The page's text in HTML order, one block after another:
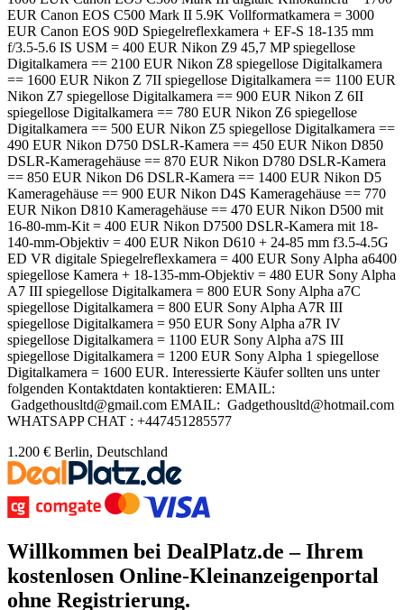
EUR Canon EOS C500 Mark II 5.9K Vollformatkamera = 3000
EUR Canon EOS 90D Spiegelreflexkamera + EF-S 18-135 mm
f/3.5-5.6 IS USM = 400 EUR Nikon Z9 45,7 MP spiegellose
Digitalkamera == 2100 EUR Nikon Z8 spiegellose Digitalkamera
== 1600 EUR Nikon Z 7II spiegellose Digitalkamera == 1100 EUR
Nikon Z7 spiegellose Digitalkamera == 900 EUR Nikon Z 6II
spiegellose Digitalkamera == 780 EUR Nikon Z6 spiegellose
Digitalkamera == 500 EUR Nikon Z5 spiegellose Digitalkamera ==
490 EUR Nikon D750 DSLR-Kamera == 450 EUR Nikon D850
DSLR-Kameragehäuse == 870 EUR Nikon D780 DSLR-Kamera
== 850 EUR Nikon D6 DSLR-Kamera == 1400 EUR Nikon D5
Kameragehäuse == 900 EUR Nikon D4S Kameragehäuse == 770
EUR Nikon D810 Kameragehäuse == 470 EUR Nikon D500 mit
16-80-mm-Kit = 400 EUR Nikon D7500 DSLR-Kamera mit 18-
140-mm-Objektiv = 400 EUR Nikon D610 + 24-85 mm f3.5-4.5G
ED VR digitale Spiegelreflexkamera = 400 EUR Sony Alpha a6400
spiegellose Kamera + 18-135-mm-Objektiv = 480 EUR Sony Alpha
A7 III spiegellose Digitalkamera = 800 EUR Sony Alpha a7C
spiegellose Digitalkamera = 800 EUR Sony Alpha A7R III
spiegellose Digitalkamera = 950 EUR Sony Alpha a7R IV
spiegellose Digitalkamera = 1100 EUR Sony Alpha a7S III
spiegellose Digitalkamera = 1200 EUR Sony Alpha 1 spiegellose
Digitalkamera = 1600 EUR. Interessierte Käufer sollten uns unter
folgenden Kontaktdaten kontaktieren: EMAIL:
Gadgethousltd@gmail.com EMAIL: Gadgethousltd@hotmail.com
WHATSAPP CHAT : +447451285577
1.200 € Berlin, Deutschland
Willkommen bei DealPlatz.de – Ihrem
kostenlosen Online-Kleinanzeigenportal
ohne Registrierung.